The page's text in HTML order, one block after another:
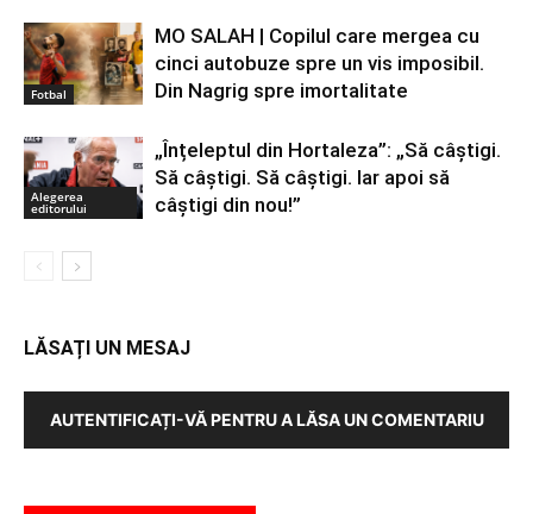
Fotbal
MO SALAH | Copilul care mergea cu
cinci autobuze spre un vis imposibil.
Din Nagrig spre imortalitate
Alegerea
editorului
„Înțeleptul din Hortaleza”: „Să câștigi.
Să câștigi. Să câștigi. Iar apoi să
câștigi din nou!”
LĂSAȚI UN MESAJ
AUTENTIFICAȚI-VĂ PENTRU A LĂSA UN COMENTARIU